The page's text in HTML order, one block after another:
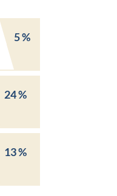
5 %
24 %
13 %